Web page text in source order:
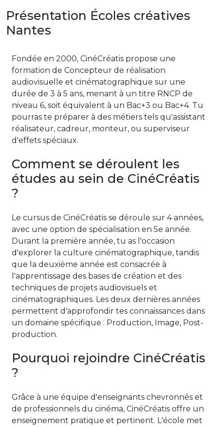
Présentation Écoles créatives
Nantes
Fondée en 2000, CinéCréatis propose une
formation de Concepteur de réalisation
audiovisuelle et cinématographique sur une
durée de 3 à 5 ans, menant à un titre RNCP de
niveau 6, soit équivalent à un Bac+3 ou Bac+4. Tu
pourras te préparer à des métiers tels qu'assistant
réalisateur, cadreur, monteur, ou superviseur
d'effets spéciaux.
Comment se déroulent les
études au sein de CinéCréatis
?
Le cursus de CinéCréatis se déroule sur 4 années,
avec une option de spécialisation en 5e année.
Durant la première année, tu as l'occasion
d'explorer la culture cinématographique, tandis
que la deuxième année est consacrée à
l'apprentissage des bases de création et des
techniques de projets audiovisuels et
cinématographiques. Les deux dernières années
permettent d'approfondir tes connaissances dans
un domaine spécifique : Production, Image, Post-
production.
Pourquoi rejoindre CinéCréatis
?
Grâce à une équipe d'enseignants chevronnés et
de professionnels du cinéma, CinéCréatis offre un
enseignement pratique et pertinent. L'école met